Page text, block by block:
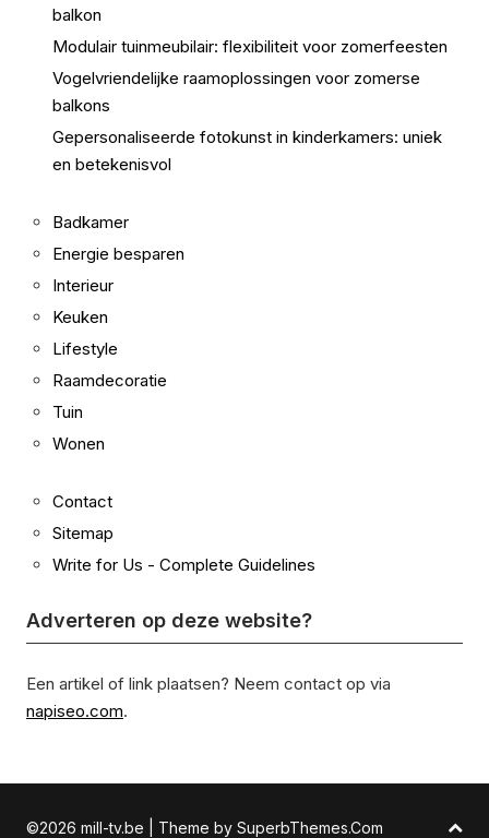
balkon
Modulair tuinmeubilair: flexibiliteit voor zomerfeesten
Vogelvriendelijke raamoplossingen voor zomerse
balkons
Gepersonaliseerde fotokunst in kinderkamers: uniek
en betekenisvol
Badkamer
Energie besparen
Interieur
Keuken
Lifestyle
Raamdecoratie
Tuin
Wonen
Contact
Sitemap
Write for Us - Complete Guidelines
Adverteren op deze website?
Een artikel of link plaatsen? Neem contact op via
napiseo.com.
©2026 mill-tv.be | Theme by SuperbThemes.Com